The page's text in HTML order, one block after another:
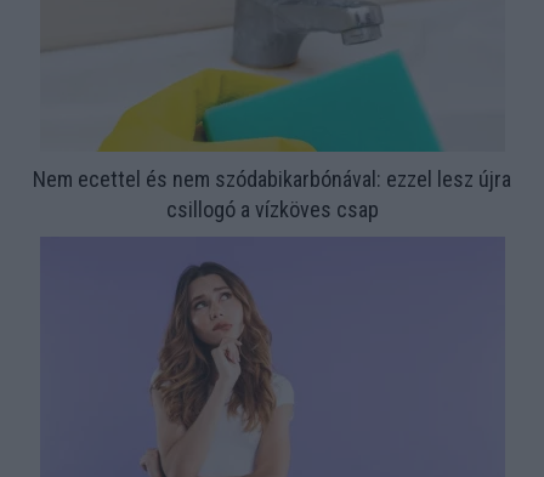
Nem ecettel és nem szódabikarbónával: ezzel lesz újra
csillogó a vízköves csap